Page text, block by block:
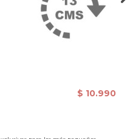
$ 10.990